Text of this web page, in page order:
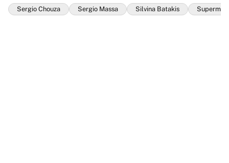
Sergio Chouza Sergio Massa Silvina Batakis